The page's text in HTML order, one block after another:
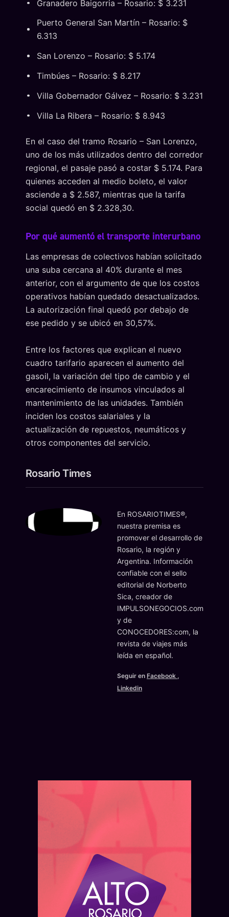
Granadero Baigorria – Rosario: $ 3.231
Puerto General San Martín – Rosario: $
6.313
San Lorenzo – Rosario: $ 5.174
Timbúes – Rosario: $ 8.217
Villa Gobernador Gálvez – Rosario: $ 3.231
Villa La Ribera – Rosario: $ 8.943
En el caso del tramo Rosario – San Lorenzo,
uno de los más utilizados dentro del corredor
regional, el pasaje pasó a costar $ 5.174. Para
quienes acceden al medio boleto, el valor
asciende a $ 2.587, mientras que la tarifa
social quedó en $ 2.328,30.
Por qué aumentó el transporte interurbano
Las empresas de colectivos habían solicitado
una suba cercana al 40% durante el mes
anterior, con el argumento de que los costos
operativos habían quedado desactualizados.
La autorización final quedó por debajo de
ese pedido y se ubicó en 30,57%.
Entre los factores que explican el nuevo
cuadro tarifario aparecen el aumento del
gasoil, la variación del tipo de cambio y el
encarecimiento de insumos vinculados al
mantenimiento de las unidades. También
inciden los costos salariales y la
actualización de repuestos, neumáticos y
otros componentes del servicio.
Rosario Times
En ROSARIOTIMES®,
nuestra premisa es
promover el desarrollo de
Rosario, la región y
Argentina. Información
confiable con el sello
editorial de Norberto
Sica, creador de
IMPULSONEGOCIOS.com
y de
CONOCEDORES:com, la
revista de viajes más
leída en español.
Seguir en Facebook ,
Linkedin